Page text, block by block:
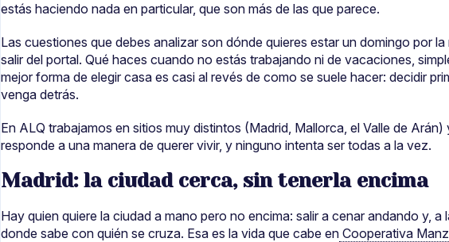
estás haciendo nada en particular, que son más de las que parece.
Las cuestiones que debes analizar son dónde quieres estar un domingo por
salir del portal. Qué haces cuando no estás trabajando ni de vacaciones,
mejor forma de elegir casa es casi al revés de como se suele hacer: decidir
venga detrás.
En ALQ trabajamos en sitios muy distintos (Madrid, Mallorca, el Valle de
responde a una manera de querer vivir, y ninguno intenta ser todas a la vez.
Madrid: la ciudad cerca, sin tenerla encima
Hay quien quiere la ciudad a mano pero no encima: salir a cenar andando y,
donde sabe con quién se cruza. Esa es la vida que cabe en Cooperativa